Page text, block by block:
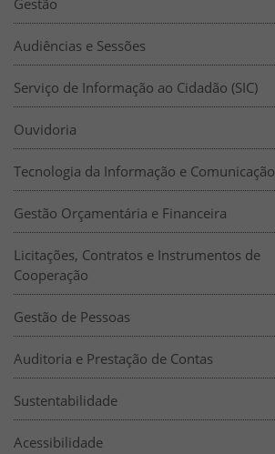
Gestão
Audiências e Sessões
Serviço de Informação ao Cidadão (SIC)
Ouvidoria
Tecnologia da Informação e Comunicação
Gestão Orçamentária e Financeira
Licitações, Contratos e Instrumentos de
Cooperação
Gestão de Pessoas
Auditoria e Prestação de Contas
Sustentabilidade
Acessibilidade